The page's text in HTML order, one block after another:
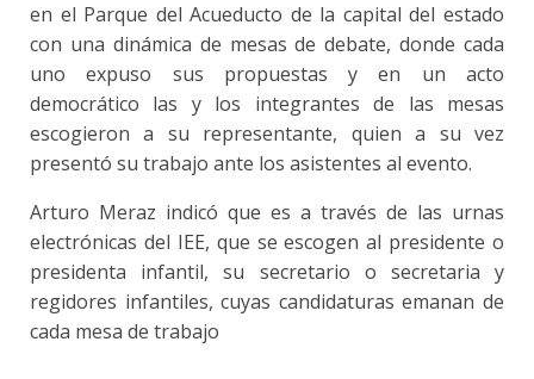
en el Parque del Acueducto de la capital del estado
con una dinámica de mesas de debate, donde cada
uno expuso sus propuestas y en un acto
democrático las y los integrantes de las mesas
escogieron a su representante, quien a su vez
presentó su trabajo ante los asistentes al evento.
Arturo Meraz indicó que es a través de las urnas
electrónicas del IEE, que se escogen al presidente o
presidenta infantil, su secretario o secretaria y
regidores infantiles, cuyas candidaturas emanan de
cada mesa de trabajo